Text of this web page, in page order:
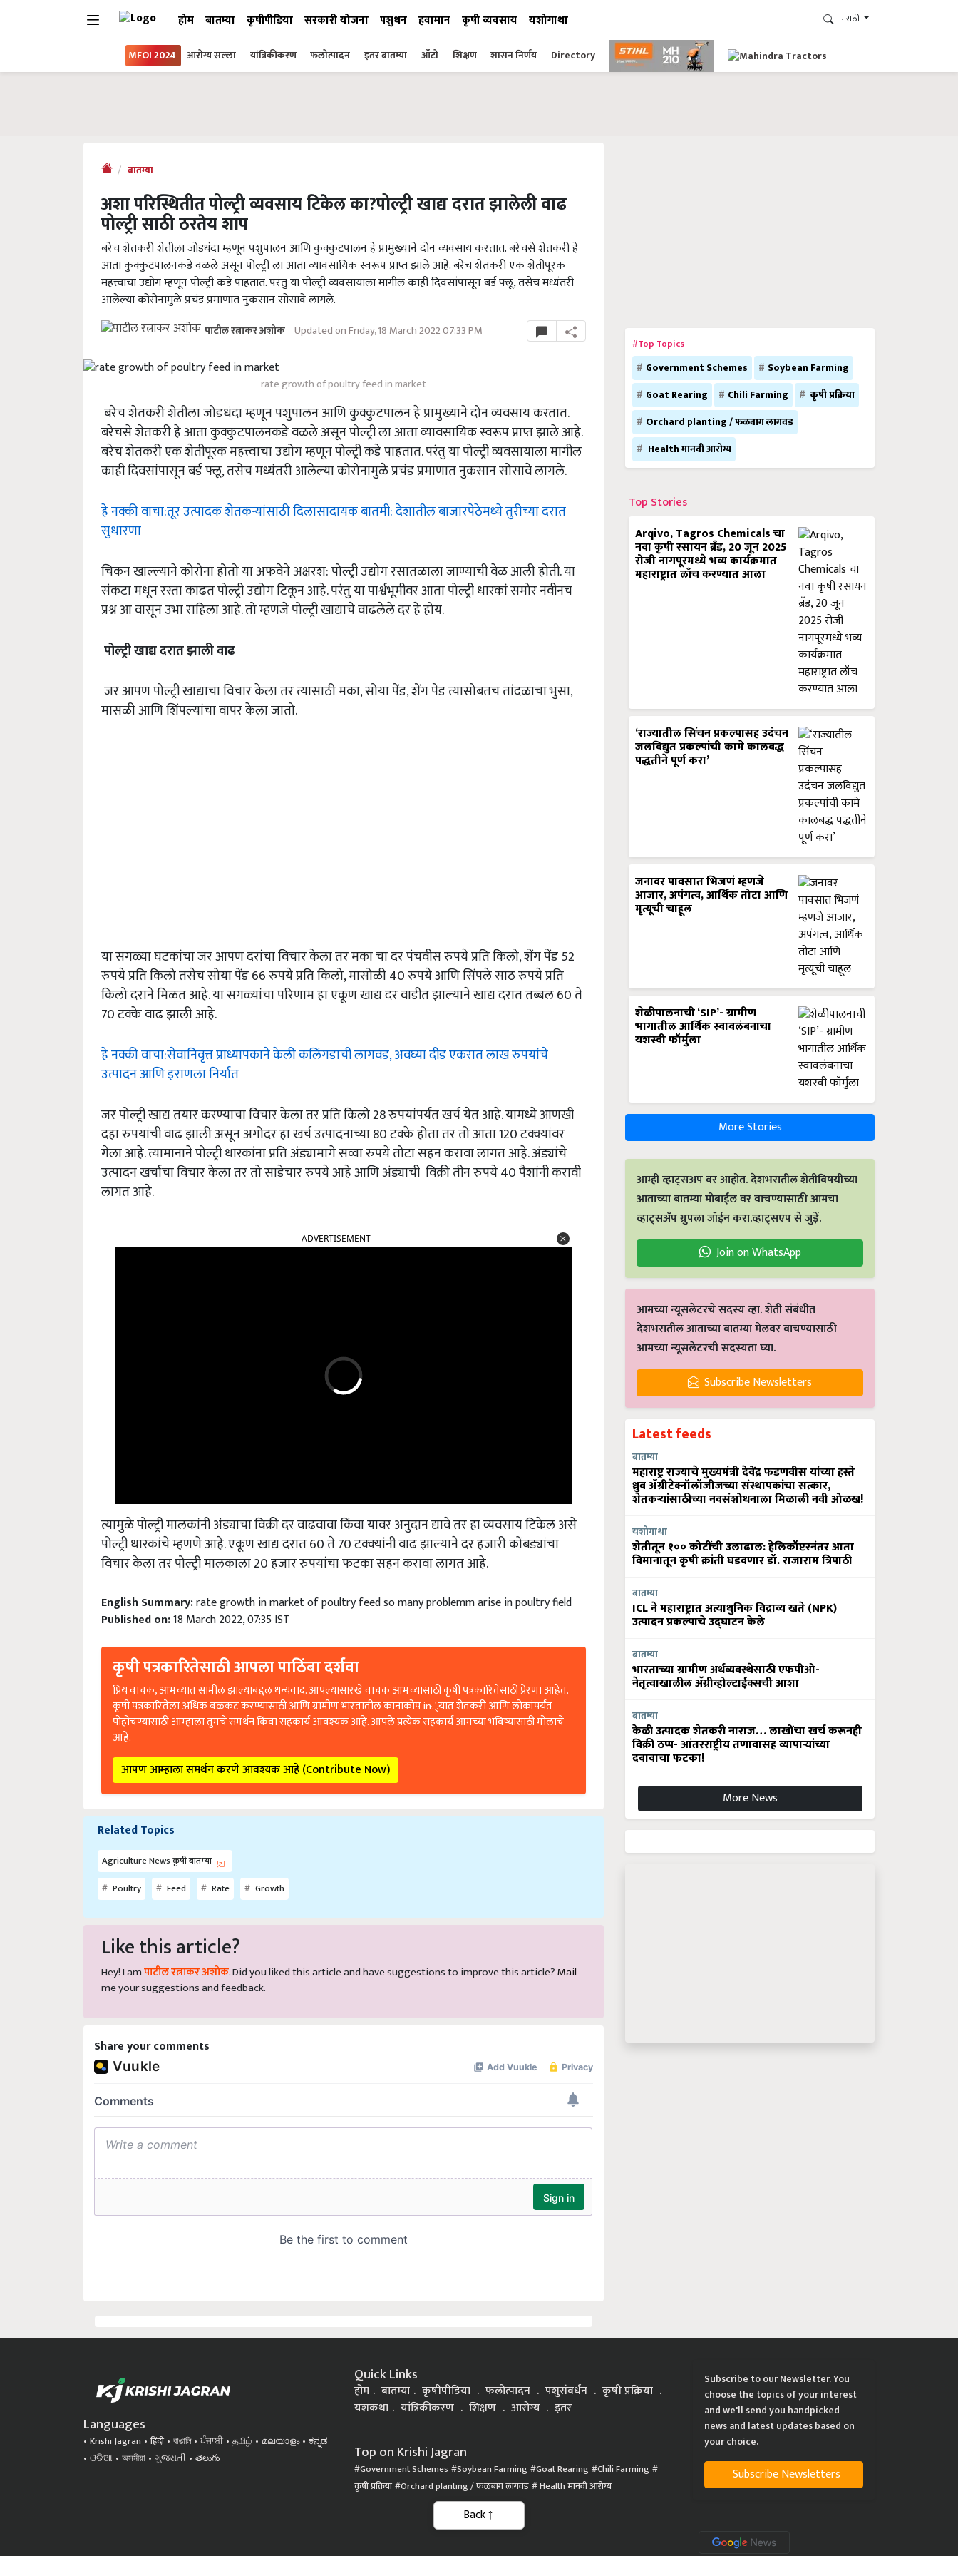
होम बातम्या कृषीपीडिया सरकारी योजना पशुधन हवामान कृषी व्यवसाय यशोगाथा मराठी
MFOI 2024 आरोग्य सल्ला यांत्रिकीकरण फलोत्पादन इतर बातम्या ऑटो शिक्षण शासन निर्णय Directory
बातम्या
अशा परिस्थितीत पोल्ट्री व्यवसाय टिकेल का?पोल्ट्री खाद्य दरात झालेली वाढ
पोल्ट्री साठी ठरतेय शाप
बरेच शेतकरी शेतीला जोडधंदा म्हणून पशुपालन आणि कुक्कुटपालन हे प्रामुख्याने दोन व्यवसाय करतात. बरेचसे शेतकरी हे
आता कुक्कुटपालनकडे वळले असून पोल्ट्री ला आता व्यावसायिक स्वरूप प्राप्त झाले आहे. बरेच शेतकरी एक शेतीपूरक
महत्त्वाचा उद्योग म्हणून पोल्ट्री कडे पाहतात. परंतु या पोल्ट्री व्यवसायाला मागील काही दिवसांपासून बर्ड फ्लू, तसेच मध्यंतरी
आलेल्या कोरोनामुळे प्रचंड प्रमाणात नुकसान सोसावे लागले.
पाटील रत्नाकर अशोक Updated on Friday, 18 March 2022 07:33 PM
rate growth of poultry feed in market
बरेच शेतकरी शेतीला जोडधंदा म्हणून पशुपालन आणि कुक्कुटपालन हे प्रामुख्याने दोन व्यवसाय करतात.
बरेचसे शेतकरी हे आता कुक्कुटपालनकडे वळले असून पोल्ट्री ला आता व्यावसायिक स्वरूप प्राप्त झाले आहे.
बरेच शेतकरी एक शेतीपूरक महत्त्वाचा उद्योग म्हणून पोल्ट्री कडे पाहतात. परंतु या पोल्ट्री व्यवसायाला मागील
काही दिवसांपासून बर्ड फ्लू, तसेच मध्यंतरी आलेल्या कोरोनामुळे प्रचंड प्रमाणात नुकसान सोसावे लागले.
हे नक्की वाचा:तूर उत्पादक शेतकऱ्यांसाठी दिलासादायक बातमी: देशातील बाजारपेठेमध्ये तुरीच्या दरात
सुधारणा
चिकन खाल्ल्याने कोरोना होतो या अफवेने अक्षरश: पोल्ट्री उद्योग रसातळाला जाण्याची वेळ आली होती. या
संकटा मधून रस्ता काढत पोल्ट्री उद्योग टिकून आहे. परंतु या पार्श्वभूमीवर आता पोल्ट्री धारकां समोर नवीनच
प्रश्न आ वासून उभा राहिला आहे. तो म्हणजे पोल्ट्री खाद्याचे वाढलेले दर हे होय.
पोल्ट्रीखाद्यदरातझालीवाढ
जर आपण पोल्ट्री खाद्याचा विचार केला तर त्यासाठी मका, सोया पेंड, शेंग पेंड त्यासोबतच तांदळाचा भुसा,
मासळी आणि शिंपल्यांचा वापर केला जातो.
या सगळ्या घटकांचा जर आपण दरांचा विचार केला तर मका चा दर पंचवीस रुपये प्रति किलो, शेंग पेंड 52
रुपये प्रति किलो तसेच सोया पेंड 66 रुपये प्रति किलो, मासोळी 40 रुपये आणि सिंपले साठ रुपये प्रति
किलो दराने मिळत आहे. या सगळ्यांचा परिणाम हा एकूण खाद्य दर वाडीत झाल्याने खाद्य दरात तब्बल 60 ते
70 टक्के वाढ झाली आहे.
हे नक्की वाचा:सेवानिवृत्त प्राध्यापकाने केली कलिंगडाची लागवड, अवघ्या दीड एकरात लाख रुपयांचे
उत्पादन आणि इराणला निर्यात
जर पोल्ट्री खाद्य तयार करण्याचा विचार केला तर प्रति किलो 28 रुपयांपर्यंत खर्च येत आहे. यामध्ये आणखी
दहा रुपयांची वाढ झाली असून अगोदर हा खर्च उत्पादनाच्या 80 टक्के होता तर तो आता 120 टक्क्यांवर
गेला आहे. त्यामानाने पोल्ट्री धारकांना प्रति अंड्यामागे सव्वा रुपये तोटा सहन करावा लागत आहे. अंड्यांचे
उत्पादन खर्चाचा विचार केला तर तो साडेचार रुपये आहे आणि अंड्याची विक्री तीन रुपये 40 पैशांनी करावी
लागत आहे.
त्यामुळे पोल्ट्री मालकांनी अंड्याचा विक्री दर वाढवावा किंवा यावर अनुदान द्यावे तर हा व्यवसाय टिकेल असे
पोल्ट्री धारकांचे म्हणणे आहे. एकूण खाद्य दरात 60 ते 70 टक्‍क्‍यांनी वाढ झाल्याने दर हजारी कोंबड्यांचा
विचार केला तर पोल्ट्री मालकाला 20 हजार रुपयांचा फटका सहन करावा लागत आहे.
English Summary:rate growth in market of poultry feed so many problemm arise in poultry field
Published on:18 March 2022, 07:35 IST
कृषी पत्रकारितेसाठी आपला पाठिंबा दर्शवा
प्रिय वाचक, आमच्यात सामील झाल्याबद्दल धन्यवाद. आपल्यासारखे वाचक आमच्यासाठी कृषी पत्रकारितेसाठी प्रेरणा आहेत.
कृषी पत्रकारितेला अधिक बळकट करण्यासाठी आणि ग्रामीण भारतातील कानाकोप in्यात शेतकरी आणि लोकांपर्यंत
पोहोचण्यासाठी आम्हाला तुमचे समर्थन किंवा सहकार्य आवश्यक आहे. आपले प्रत्येक सहकार्य आमच्या भविष्यासाठी मोलाचे
आहे.
आपण आम्हाला समर्थन करणे आवश्यक आहे (Contribute Now)
Related Topics
Agriculture News कृषी बातम्या
Poultry
Feed Rate Growth
Like this article?
Hey! I am पाटील रत्नाकर अशोक . Did you liked this article and have suggestions to improve this article? Mail
me your suggestions and feedback.
Share your comments
#Top Topics
Government Schemes
Soybean Farming
Goat Rearing
Chili Farming
कृषी प्रक्रिया
Orchard planting / फळबाग लागवड
Health मानवी आरोग्य
Top Stories
Arqivo, Tagros Chemicals चा
नवा कृषी रसायन ब्रँड, 20 जून 2025
रोजी नागपूरमध्ये भव्य कार्यक्रमात
महाराष्ट्रात लाँच करण्यात आला
‘राज्यातील सिंचन प्रकल्पासह उदंचन
जलविद्युत प्रकल्पांची कामे कालबद्ध
पद्धतीने पूर्ण करा’
जनावर पावसात भिजणं म्हणजे
आजार, अपंगत्व, आर्थिक तोटा आणि
मृत्यूची चाहूल
शेळीपालनाची ‘SIP’- ग्रामीण
भागातील आर्थिक स्वावलंबनाचा
यशस्वी फॉर्मुला
More Stories
आम्ही व्हाट्सअप वर आहोत. देशभरातील शेतीविषयीच्या
आताच्या बातम्या मोबाईल वर वाचण्यासाठी आमचा
व्हाट्सअँप ग्रुपला जॉईन करा.व्हाट्सएप से जुड़ें.
Join on WhatsApp
आमच्या न्यूसलेटरचे सदस्य व्हा. शेती संबंधीत
देशभरातील आताच्या बातम्या मेलवर वाचण्यासाठी
आमच्या न्यूसलेटरची सदस्यता घ्या.
Subscribe Newsletters
Latest feeds
बातम्या
महाराष्ट्र राज्याचे मुख्यमंत्री देवेंद्र फडणवीस यांच्या हस्ते
ध्रुव ॲग्रीटेक्नॉलॉजीजच्या संस्थापकांचा सत्कार,
शेतकऱ्यांसाठीच्या नवसंशोधनाला मिळाली नवी ओळख!
यशोगाथा
शेतीतून १०० कोटींची उलाढाल: हेलिकॉप्टरनंतर आता
विमानातून कृषी क्रांती घडवणार डॉ. राजाराम त्रिपाठी
बातम्या
ICL ने महाराष्ट्रात अत्याधुनिक विद्राव्य खते (NPK)
उत्पादन प्रकल्पाचे उद्घाटन केले
बातम्या
भारताच्या ग्रामीण अर्थव्यवस्थेसाठी एफपीओ-
नेतृत्वाखालील अ‍ॅग्रीव्होल्टाईक्सची आशा
बातम्या
केळी उत्पादक शेतकरी नाराज… लाखोंचा खर्च करूनही
विक्री ठप्प- आंतरराष्ट्रीय तणावासह व्यापाऱ्यांच्या
दबावाचा फटका!
More News
Languages
Krishi Jagran हिंदी বাঙালি ਪੰਜਾਬੀ தமிழ் മലയാളം
ಕನ್ನಡ
ଓଡିଆ
অসমীয়া ગુજરાતી తెలుగు
Quick Links
होम बातम्या कृषीपीडिया फलोत्पादन पशुसंवर्धन
कृषी प्रक्रिया
यशकथा
यांत्रिकीकरण शिक्षण आरोग्य इतर
Top on Krishi Jagran
Government Schemes Soybean Farming Goat Rearing
Chili Farming
कृषी प्रक्रिया
Orchard planting / फळबाग लागवड Health मानवी आरोग्य
Subscribe to our Newsletter. You
choose the topics of your interest
and we'll send you handpicked
news and latest updates based on
your choice.
Subscribe Newsletters
Back